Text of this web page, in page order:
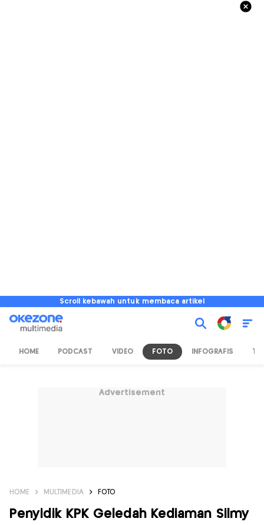
Scroll kebawah untuk membaca artikel
HOME PODCAST VIDEO FOTO INFOGRAFIS TV
Advertisement
HOME MULTIMEDIA FOTO
Penyidik KPK Geledah Kediaman Silmy